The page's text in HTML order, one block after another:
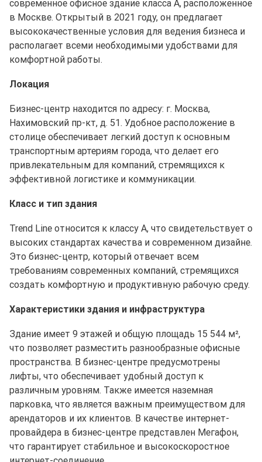
современное офисное здание класса A, расположенное
в Москве. Открытый в 2021 году, он предлагает
высококачественные условия для ведения бизнеса и
располагает всеми необходимыми удобствами для
комфортной работы.
Локация
Бизнес-центр находится по адресу: г. Москва,
Нахимовский пр-кт, д. 51. Удобное расположение в
столице обеспечивает легкий доступ к основным
транспортным артериям города, что делает его
привлекательным для компаний, стремящихся к
эффективной логистике и коммуникации.
Класс и тип здания
Trend Line относится к классу A, что свидетельствует о
высоких стандартах качества и современном дизайне.
Это бизнес-центр, который отвечает всем
требованиям современных компаний, стремящихся
создать комфортную и продуктивную рабочую среду.
Характеристики здания и инфраструктура
Здание имеет 9 этажей и общую площадь 15 544 м²,
что позволяет разместить разнообразные офисные
пространства. В бизнес-центре предусмотрены
лифты, что обеспечивает удобный доступ к
различным уровням. Также имеется наземная
парковка, что является важным преимуществом для
арендаторов и их клиентов. В качестве интернет-
провайдера в бизнес-центре представлен Мегафон,
что гарантирует стабильное и высокоскоростное